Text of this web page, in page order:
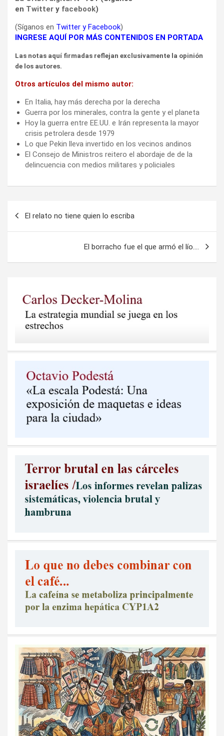
en Twitter y facebook)
(Síganos en Twitter yFacebook)
INGRESE AQUÍ POR MÁS CONTENIDOS EN PORTADA
Las notas aquí firmadas reflejan exclusivamente la opinión
de los autores.
Otros artículos del mismo autor:
En Italia, hay más derecha por la derecha
Guerra por los minerales, contra la gente y el planeta
Hoy la guerra entre EE.UU. e Irán representa la mayor
crisis petrolera desde 1979
Lo que Pekin lleva invertido en los vecinos andinos
El Consejo de Ministros reitero el abordaje de de la
delincuencia con medios militares y policiales
El relato no tiene quien lo escriba
El borracho fue el que armó el lío….